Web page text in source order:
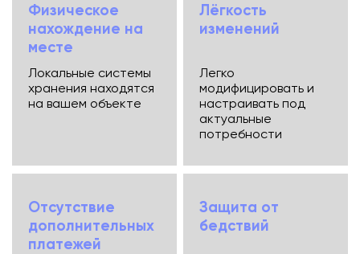
Физическое
нахождение на
месте
Локальные системы
хранения находятся
на вашем объекте
Лёгкость
изменений
Легко
модифицировать и
настраивать под
актуальные
потребности
Отсутствие
дополнительных
платежей
Защита от
бедствий